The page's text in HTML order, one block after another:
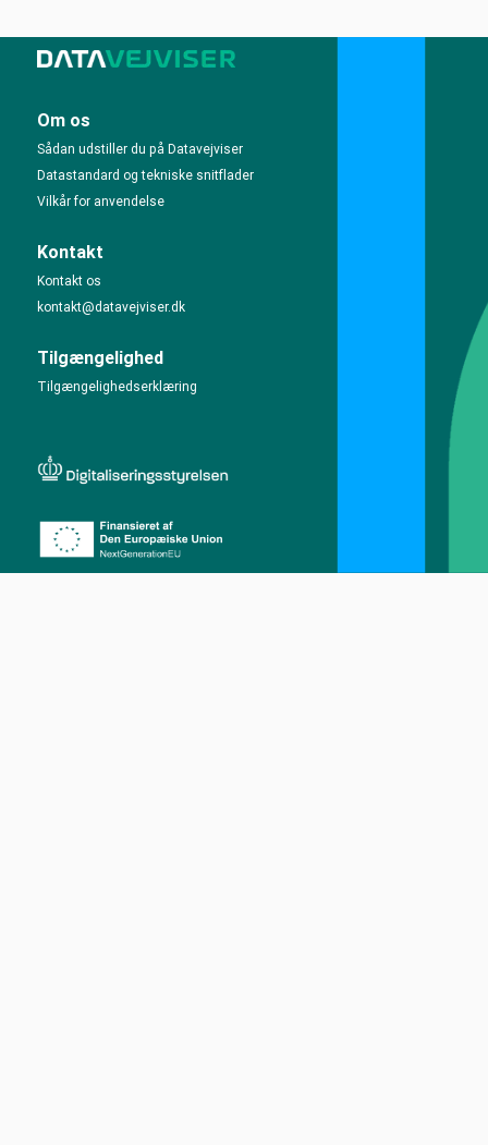
Om os
Sådan udstiller du på Datavejviser
Datastandard og tekniske snitflader
Vilkår for anvendelse
Kontakt
Kontakt os
kontakt@datavejviser.dk
Tilgængelighed
Tilgængelighedserklæring